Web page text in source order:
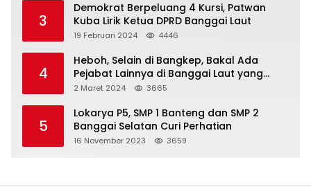
3
Demokrat Berpeluang 4 Kursi, Patwan
Kuba Lirik Ketua DPRD Banggai Laut
19 Februari 2024 4446
4
Heboh, Selain di Bangkep, Bakal Ada
Pejabat Lainnya di Banggai Laut yang
Bakal di Ciduk, Bagini Kata Kapolres!
2 Maret 2024 3665
5
Lokarya P5, SMP 1 Banteng dan SMP 2
Banggai Selatan Curi Perhatian
16 November 2023 3659